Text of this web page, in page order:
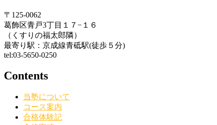
〒125-0062
葛飾区青戸3丁目１７−１６
（くすりの福太郎隣）
最寄り駅：京成線青砥駅(徒歩５分)
tel:03-5650-0250
Contents
当塾について
コース案内
合格体験記